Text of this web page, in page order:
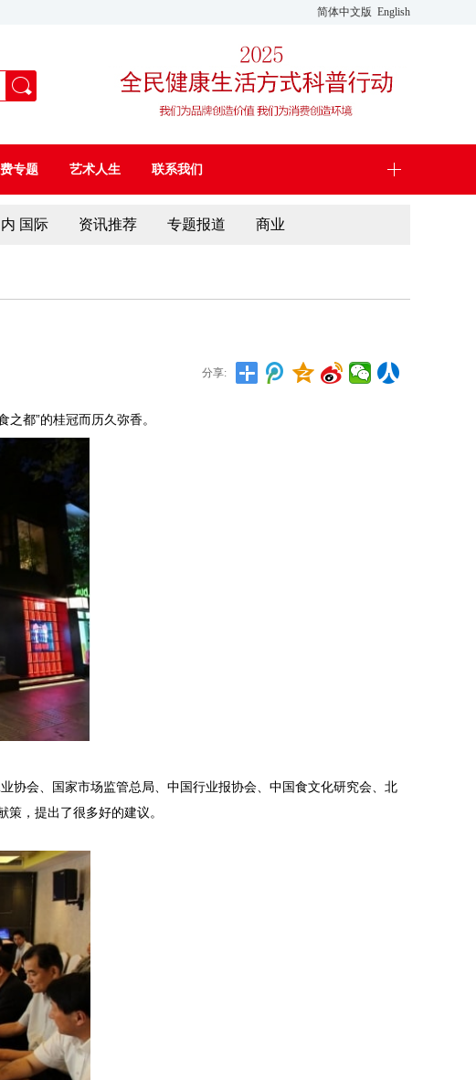
简体中文版 English
专题 艺术人生 联系我们
国际 资讯推荐 专题报道 商业
分享:
之都”的桂冠而历久弥香。
会、国家市场监管总局、中国行业报协会、中国食文化研究会、北
，提出了很多好的建议。